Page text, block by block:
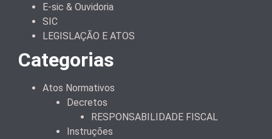
E-sic & Ouvidoria
SIC
LEGISLAÇÃO E ATOS
Categorias
Atos Normativos
Decretos
RESPONSABILIDADE FISCAL
Instruções